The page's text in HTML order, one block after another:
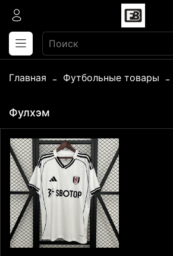
Главная Футбольные товары
Фулхэм